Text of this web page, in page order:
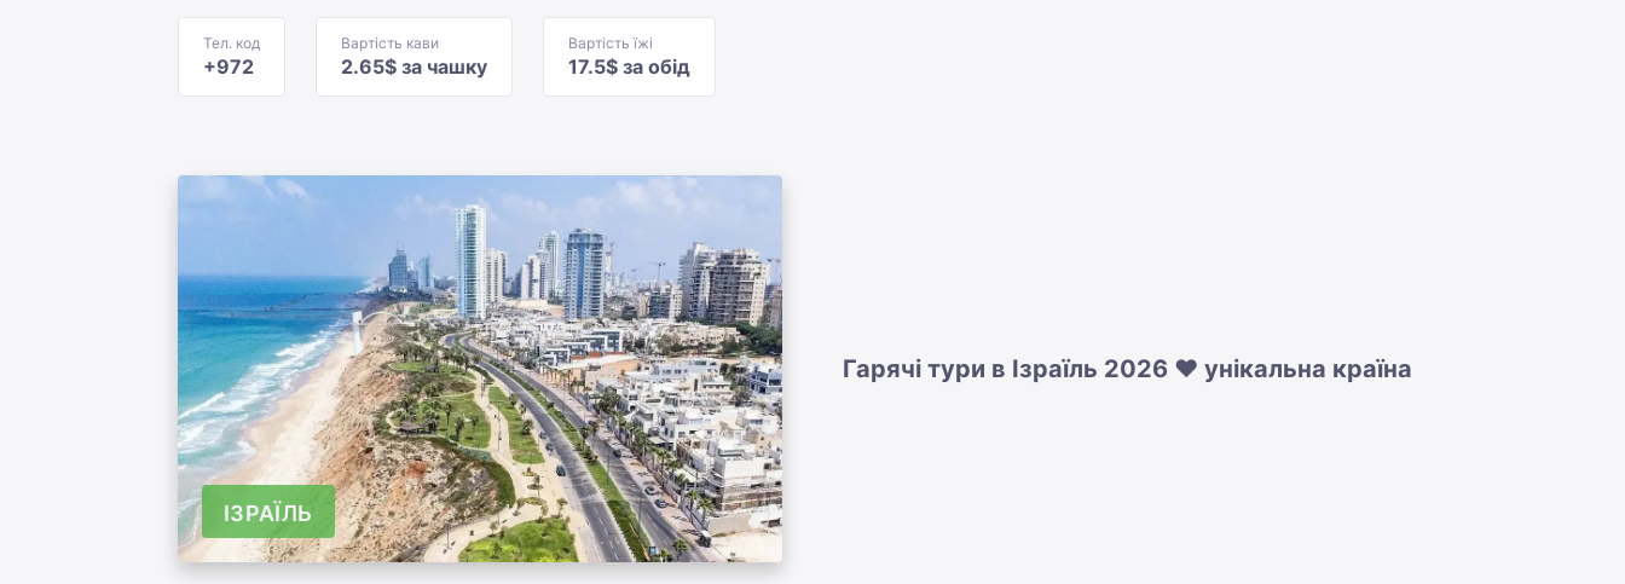
Тел. код
+972
Вартість кави
2.65$ за чашку
Вартість їжі
17.5$ за обід
ІЗРАЇЛЬ
Гарячі тури в Ізраїль 2026 ❤️ унікальна країна